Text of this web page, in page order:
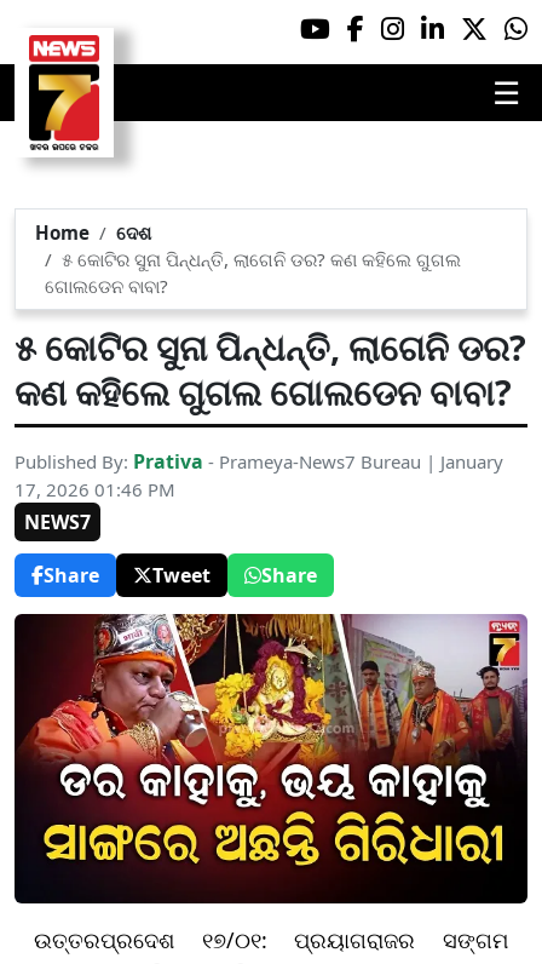
☰
Home
ଦେଶ
୫ କୋଟିର ସୁନା ପିନ୍ଧନ୍ତି, ଲାଗେନି ଡର? କଣ କହିଲେ ଗୁଗଲ
ଗୋଲଡେନ ବାବା?
୫ କୋଟିର ସୁନା ପିନ୍ଧନ୍ତି, ଲାଗେନି ଡର?
କଣ କହିଲେ ଗୁଗଲ ଗୋଲଡେନ ବାବା?
Published By: Prativa - Prameya-News7 Bureau | January
17, 2026 01:46 PM
NEWS7
Share
Tweet Share
ଉତ୍ତରପ୍ରଦେଶ ୧୭/୦୧: ପ୍ରୟାଗରାଜର ସଙ୍ଗମ